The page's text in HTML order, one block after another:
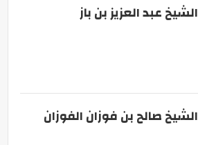
الشيخ عبد العزيز بن باز
الشيخ صالح بن فوزان الفوزان